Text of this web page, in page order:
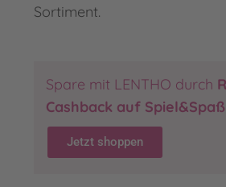
Sortiment.
Spare mit LENTHO durch
Cashback auf Spiel&Spaß
Jetzt shoppen